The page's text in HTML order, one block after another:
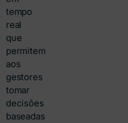
tempo
real
que
permitem
aos
gestores
tomar
decisões
baseadas